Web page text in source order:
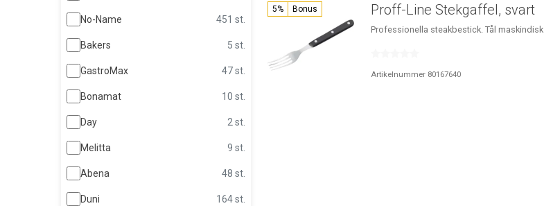
No-Name 451 st.
Bakers 5 st.
GastroMax 47 st.
Bonamat 10 st.
Day 2 st.
Melitta 9 st.
Abena 48 st.
Duni 164 st.
5% Bonus Proff-Line Stekgaffel, svart
Professionella steakbestick. Tål maskindisk.
Artikelnummer 80167640